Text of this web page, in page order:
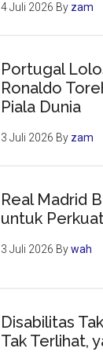
4 Juli 2026 By zam
Portugal
Ronaldo
Piala Dunia
3 Juli 2026 By zam
Real Madrid
untuk
3 Juli 2026 Bywah
Disabilitas
Tak Terlihat,